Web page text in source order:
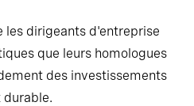
les dirigeants d'entreprise
que leurs homologues
des investissements
durable.